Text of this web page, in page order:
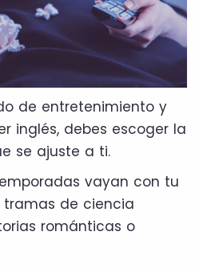
de entretenimiento y
inglés, debes escoger la
se ajuste a ti.
vayan con tu
tramas de ciencia
románticas o